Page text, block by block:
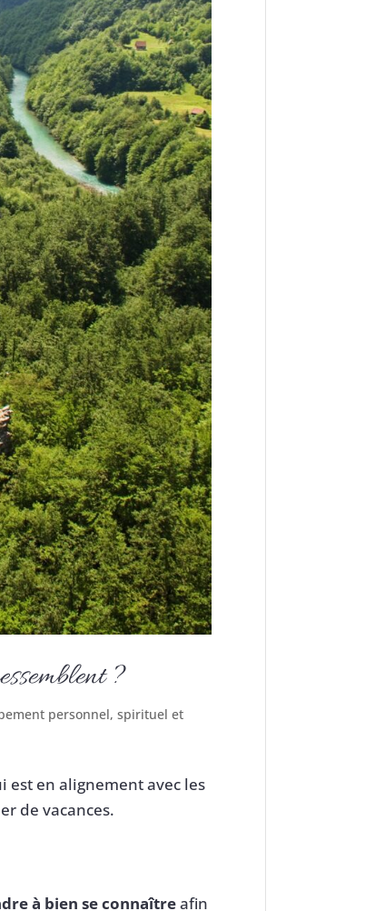
?
personnel, spirituel et
est en alignement avec les
de vacances.
à bien se connaîtreafin